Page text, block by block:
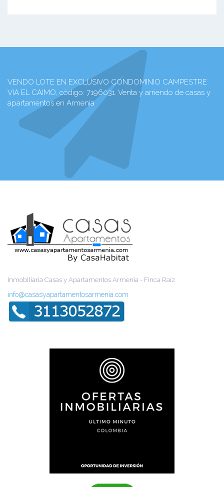
VENDO LOTE EN EXCLUSIVO CONDOMINIO CAMPESTRE
VIA EL CAIMO, código: 7196031. Venta y arriendo de casas y
apartamentos en Armenia
Inmobiliaria Casas y Apartamentos Armenia - Finca Raíz
info@casasyapartamentosarmenia.com